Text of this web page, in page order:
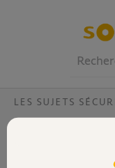
Volet
LES SUJETS
Echec